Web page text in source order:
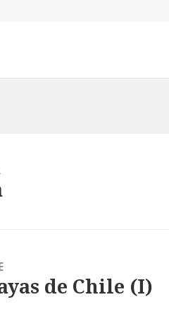
de Chile (I)